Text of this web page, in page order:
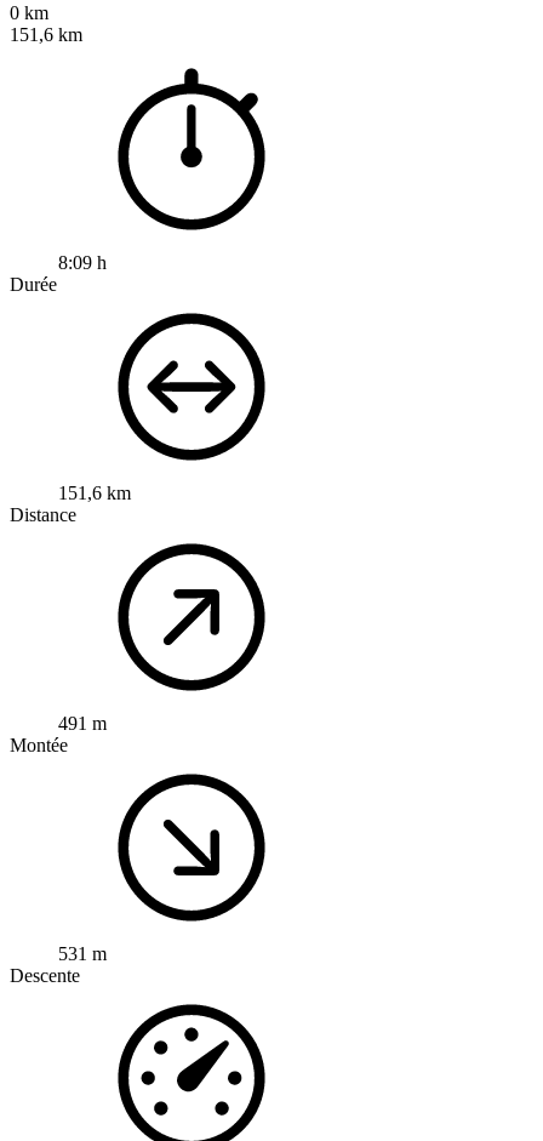
0 km
151,6 km
8:09 h
Durée
151,6 km
Distance
491 m
Montée
531 m
Descente